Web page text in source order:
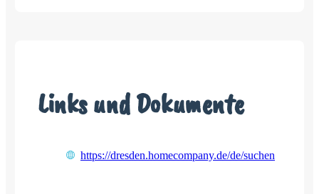
Links und Dokumente
https://dresden.homecompany.de/de/suchen